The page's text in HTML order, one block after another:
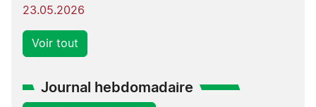
23.05.2026
Voir tout
Journal hebdomadaire